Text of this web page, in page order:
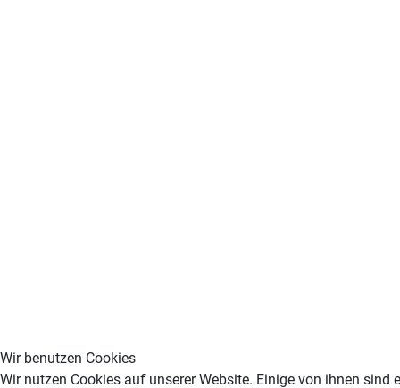
Wir benutzen Cookies
Wir nutzen Cookies auf unserer Website. Einige von ihnen sind